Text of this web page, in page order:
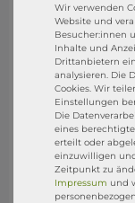
Besucht uns
SixFeet Surf &
Sandgraben 1
88142
Store
(1.Mai - 15. Sep)
Wir verwenden
Website und
Besucher:innen
Inhalte und
Drittanbietern
analysieren. Die
Cookies. Wir
Einstellungen
Die
eines
erteilt oder
einzuwilligen
Zeitpunkt zu
Impressum und